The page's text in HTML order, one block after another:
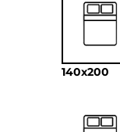
140x200